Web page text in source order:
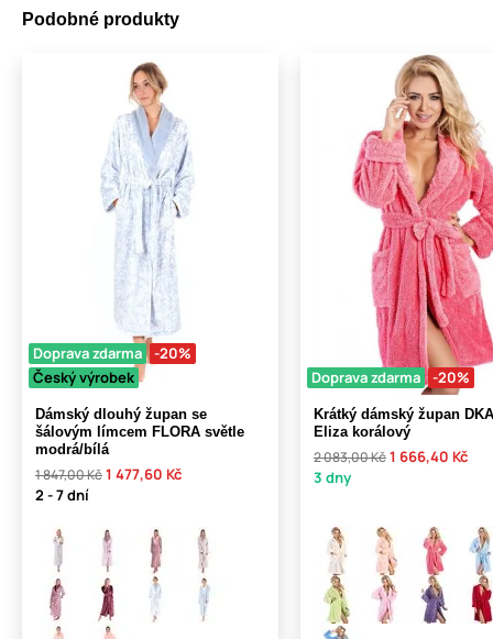
Podobné produkty
Doprava zdarma
-20%
Český výrobek
Dámský dlouhý župan se
šálovým límcem FLORA světle
modrá/bílá
1 847,00 Kč1 477,60 Kč
2 - 7 dní
Doprava zdarma -20%
Krátký dámský župan
Eliza korálový
2 083,00 Kč1 666,40 Kč
3 dny